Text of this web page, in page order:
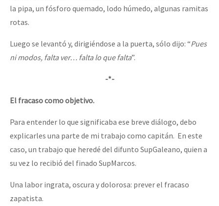
la pipa, un fósforo quemado, lodo húmedo, algunas ramitas
rotas.
Luego se levantó y, dirigiéndose a la puerta, sólo dijo: “Pues
ni modos, falta ver… falta lo que falta”.
-*-
El fracaso como objetivo.
Para entender lo que significaba ese breve diálogo, debo
explicarles una parte de mi trabajo como capitán. En este
caso, un trabajo que heredé del difunto SupGaleano, quien a
su vez lo recibió del finado SupMarcos.
Una labor ingrata, oscura y dolorosa: prever el fracaso
zapatista.